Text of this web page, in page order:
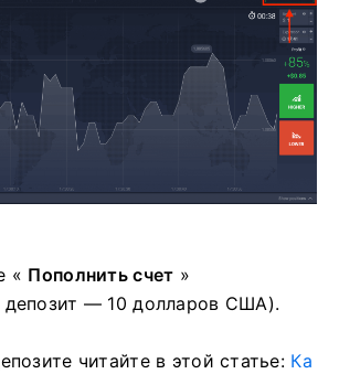
« Пополнить счет »
— 10 долларов США).
читайте в этой статье: Ка